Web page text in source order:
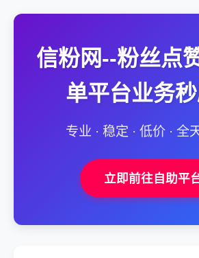
信粉网--粉丝点
单平台业务
专业 · 稳定 · 低价 · 全
立即前往自助平